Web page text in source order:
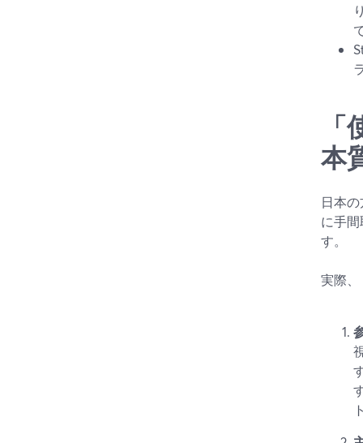
本
日本
に手
す。
実際